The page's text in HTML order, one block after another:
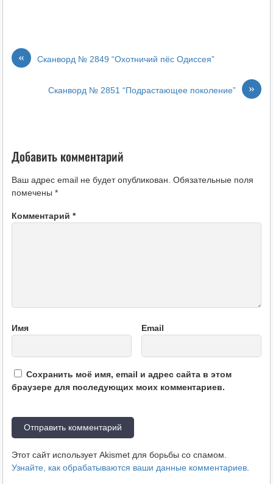
« Сканворд № 2849 “Охотничий пёс Одиссея”
»
Сканворд № 2851 “Подрастающее поколение”
Добавить комментарий
Ваш адрес email не будет опубликован. Обязательные поля
помечены *
Комментарий *
Имя Email
Сохранить моё имя, email и адрес сайта в этом
браузере для последующих моих комментариев.
Этот сайт использует Akismet для борьбы со спамом.
Узнайте, как обрабатываются ваши данные комментариев.